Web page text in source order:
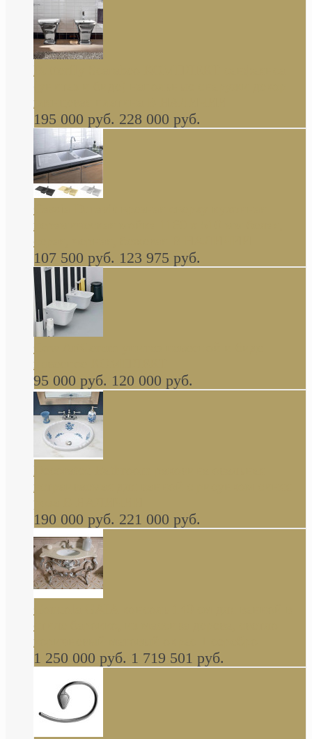
Butterfly Scarabeo КОМПЛЕКТ санфаянса
глянцевая платина В НАЛИЧИИ
195 000 руб. 228 000 руб.
керамическая мойка 1160 x 510 мм белая,
серая, черная, бежевая В НАЛИЧИИ
107 500 руб. 123 975 руб.
навесное КОМПЛЕКТ
95 000 руб. 120 000 руб.
Decorated Bathroom раковина овальная
встраиваемая для ванной с рисунком синяя
роза В НАЛИЧИИ
190 000 руб. 221 000 руб.
стиле барокко, из массива дерева, светло
коричневый матовый окрас + серебро
1 250 000 руб. 1 719 501 руб.